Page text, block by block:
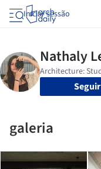
Iniciar sessão
Seguir
galeria